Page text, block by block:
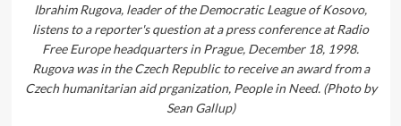
Ibrahim Rugova, leader of the Democratic League of Kosovo,
listens to a reporter's question at a press conference at Radio
Free Europe headquarters in Prague, December 18, 1998.
Rugova was in the Czech Republic to receive an award from a
Czech humanitarian aid prganization, People in Need. (Photo by
Sean Gallup)